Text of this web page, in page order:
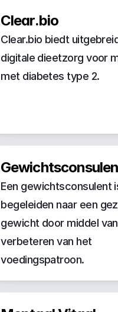
Clear.bio
Clear.bio biedt
digitale dieetzorg voor
met diabetes type 2.
Een gewichtsconsulent
begeleiden naar een
gewicht door middel
verbeteren van het
voedingspatroon.